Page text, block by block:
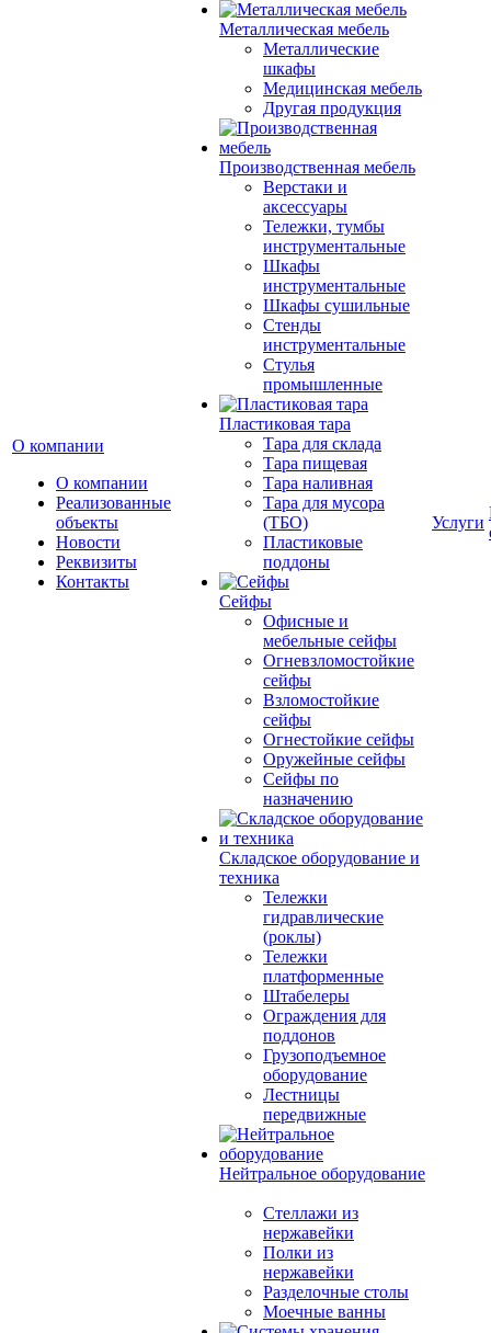
О компании
О компании
Реализованные
объекты
Новости
Реквизиты
Контакты
Металлическая мебель
Металлические
шкафы
Медицинская мебель
Другая продукция
Производственная мебель
Верстаки и
аксессуары
Тележки, тумбы
инструментальные
Шкафы
инструментальные
Шкафы сушильные
Стенды
инструментальные
Cтулья
промышленные
Пластиковая тара
Тара для склада
Тара пищевая
Тара наливная
Тара для мусора
(ТБО)
Пластиковые
поддоны
Сейфы
Офисные и
мебельные сейфы
Огневзломостойкие
сейфы
Взломостойкие
сейфы
Огнестойкие сейфы
Оружейные сейфы
Сейфы по
назначению
Складское оборудование и
техника
Тележки
гидравлические
(роклы)
Тележки
платформенные
Штабелеры
Ограждения для
поддонов
Грузоподъемное
оборудование
Лестницы
передвижные
Нейтральное оборудование
Стеллажи из
нержавейки
Полки из
нержавейки
Разделочные столы
Моечные ванны
Услуги